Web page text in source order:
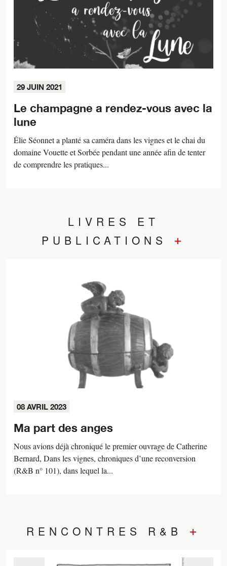
29 JUIN 2021
Le champagne a rendez-vous avec la
lune
Élie Séonnet a planté sa caméra dans les vignes et le chai du
domaine Vouette et Sorbée pendant une année afin de tenter
de comprendre les pratiques...
LIVRES ET
PUBLICATIONS +
08 AVRIL 2023
Ma part des anges
Nous avions déjà chroniqué le premier ouvrage de Catherine
Bernard, Dans les vignes, chroniques d’une reconversion
(R&B n° 101), dans lequel la...
RENCONTRES R&B +